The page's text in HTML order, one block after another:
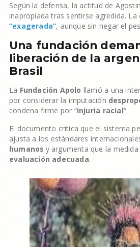
Según la defensa, la actitud de
inapropiada tras sentirse agredida.
“exagerada”, aunque sin negar el
Una fundación
liberación de la
Brasil
La Fundación Apolo llamó a una
por considerar la imputación
condena firme por “injuria racial“.
El documento critica que el sistema
ajusta a los estándares
humanos y argumenta que la
evaluación adecuada.